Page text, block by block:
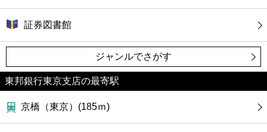
証券図書館
ジャンルでさがす
東邦銀行東京支店の最寄駅
京橋（東京）(185ｍ)